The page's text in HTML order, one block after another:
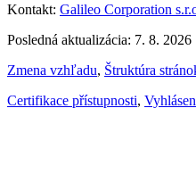
Kontakt: Galileo Corporation
Posledná aktualizácia: 7. 8. 2026
Zmena vzhľadu, Štruktúra
Certifikace přístupnosti,